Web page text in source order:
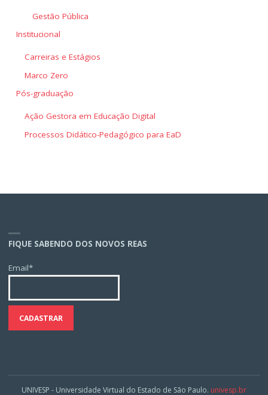
Gestão Pública
Institucional
Carreiras e Estágios
Marco Zero
Pós-graduação
Ação Gestora em Educação Digital
Processos Didático-Pedagógico para EaD
FIQUE SABENDO DOS NOVOS REAS
Email*
UNIVESP - Universidade Virtual do Estado de São Paulo. univesp.br